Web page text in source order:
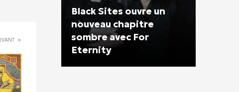
Black Sites ouvre un
nouveau chapitre
sombre avec For
Eternity